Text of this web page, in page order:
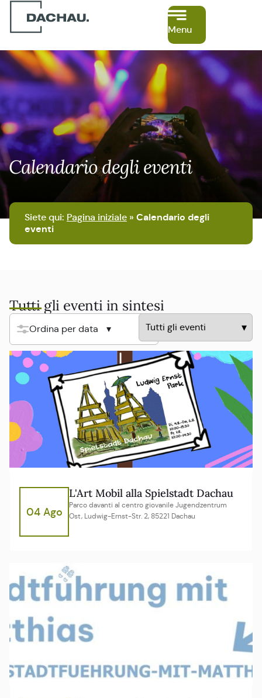
Menu
Siete qui: Pagina iniziale » Calendario degli
eventi
Calendario degli eventi
Tutti gli eventi in sintesi
Ordina per data
04 Ago
L'Art Mobil alla Spielstadt Dachau
Parco davanti al centro giovanile Jugendzentrum
Ost, Ludwig-Ernst-Str. 2, 85221 Dachau